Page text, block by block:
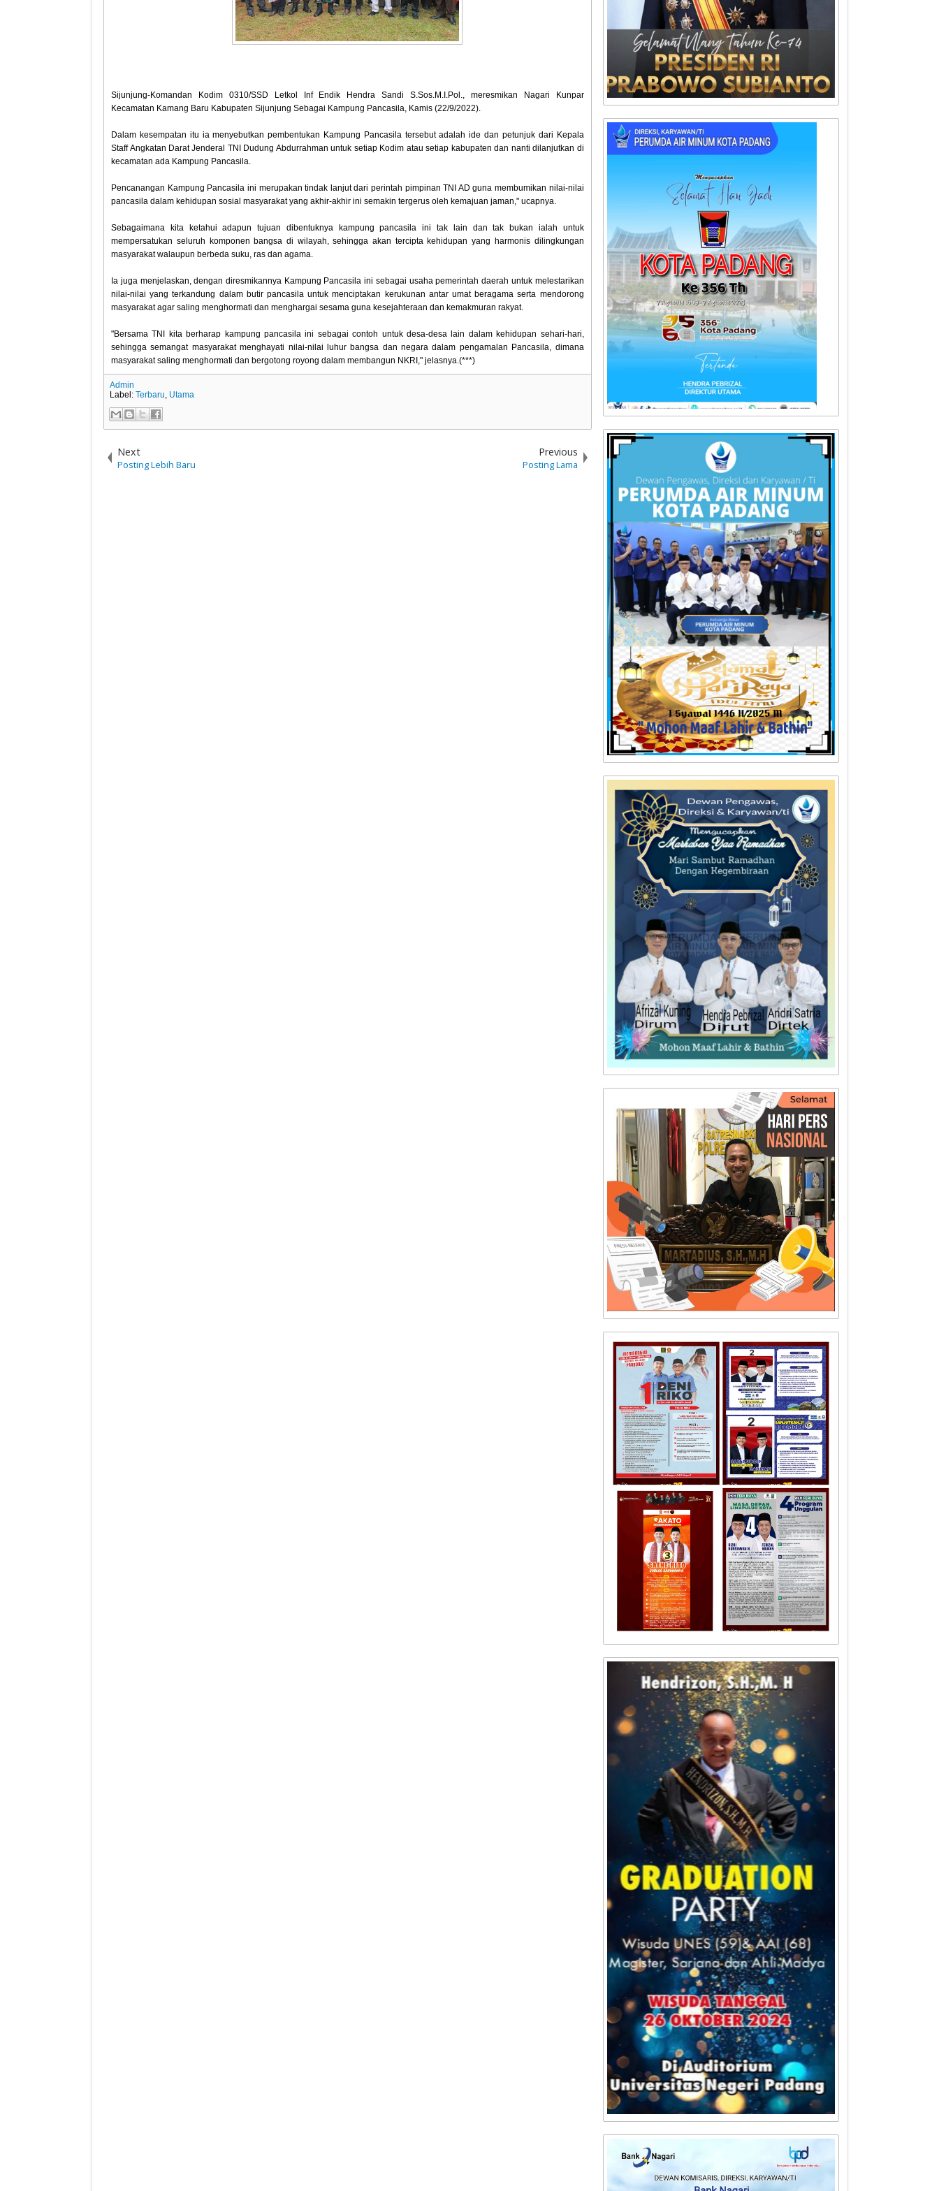
Sijunjung-Komandan Kodim 0310/SSD Letkol Inf Endik Hendra Sandi S.Sos.M.I.Pol., meresmikan Nagari Kunpar
Kecamatan Kamang Baru Kabupaten Sijunjung Sebagai Kampung Pancasila, Kamis (22/9/2022).
Dalam kesempatan itu ia menyebutkan pembentukan Kampung Pancasila tersebut adalah ide dan petunjuk dari Kepala
Staff Angkatan Darat Jenderal TNI Dudung Abdurrahman untuk setiap Kodim atau setiap kabupaten dan nanti dilanjutkan di
kecamatan ada Kampung Pancasila.
Pencanangan Kampung Pancasila ini merupakan tindak lanjut dari perintah pimpinan TNI AD guna membumikan nilai-nilai
pancasila dalam kehidupan sosial masyarakat yang akhir-akhir ini semakin tergerus oleh kemajuan jaman," ucapnya.
Sebagaimana kita ketahui adapun tujuan dibentuknya kampung pancasila ini tak lain dan tak bukan ialah untuk
mempersatukan seluruh komponen bangsa di wilayah, sehingga akan tercipta kehidupan yang harmonis dilingkungan
masyarakat walaupun berbeda suku, ras dan agama.
Ia juga menjelaskan, dengan diresmikannya Kampung Pancasila ini sebagai usaha pemerintah daerah untuk melestarikan
nilai-nilai yang terkandung dalam butir pancasila untuk menciptakan kerukunan antar umat beragama serta mendorong
masyarakat agar saling menghormati dan menghargai sesama guna kesejahteraan dan kemakmuran rakyat.
"Bersama TNI kita berharap kampung pancasila ini sebagai contoh untuk desa-desa lain dalam kehidupan sehari-hari,
sehingga semangat masyarakat menghayati nilai-nilai luhur bangsa dan negara dalam pengamalan Pancasila, dimana
masyarakat saling menghormati dan bergotong royong dalam membangun NKRI," jelasnya.(***)
Admin
Label:Terbaru, Utama
Next
Posting Lebih Baru
Previous
Posting Lama